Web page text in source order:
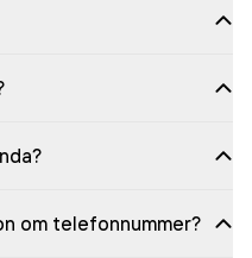
om telefonnummer?